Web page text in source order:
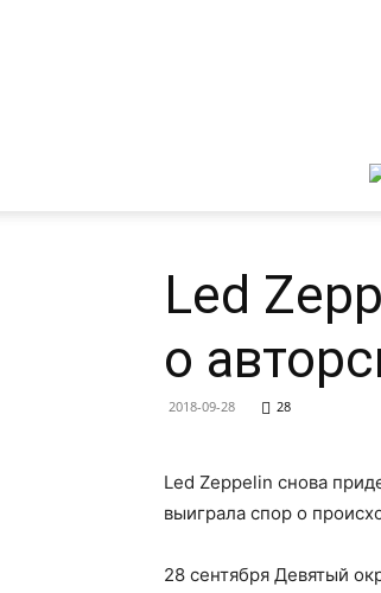
Led
о
2018-09-28 28
Led Zeppelin снова
выиграла спор о
28 сентября Девятый